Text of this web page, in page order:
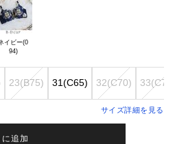
イビー(0
94)
23(B75) 31(C65) 32(C70) 33(C75)
サイズ詳細を見る
追加